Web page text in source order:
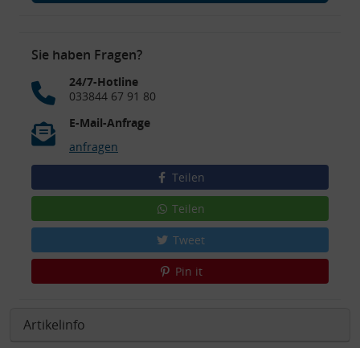
Sie haben Fragen?
24/7-Hotline
033844 67 91 80
E-Mail-Anfrage
anfragen
Teilen
Teilen
Tweet
Pin it
Artikelinfo